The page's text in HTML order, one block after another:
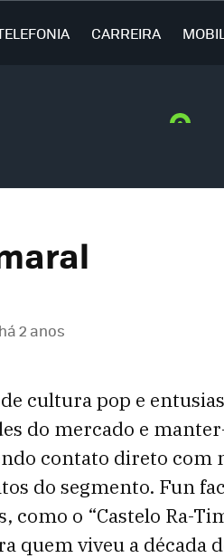
CARREIRA
há 2 anos
cultura pop e
do mercado e
contato direto com
do segmento. Fun
o “Castelo Ra-
quem viveu a década